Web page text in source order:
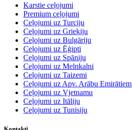
Karstie ceļojumi
Premium ceļojumi
Ceļojumi uz Turciju
Ceļojumi uz Grieķiju
Ceļojumi uz Bulgāriju
Ceļojumi uz Ēģipti
Ceļojumi uz Spāniju
Ceļojumi uz Melnkalni
Ceļojumi uz Taizemi
Ceļojumi uz Apv. Arābu Emirātiem
Ceļojumi uz Vjetnamu
Ceļojumi uz Itāliju
Ceļojumi uz Tunisiju